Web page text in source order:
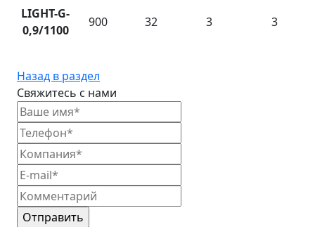
LIGHT-G-
0,9/1100
900 32 3 3
Назад в раздел
Свяжитесь с нами